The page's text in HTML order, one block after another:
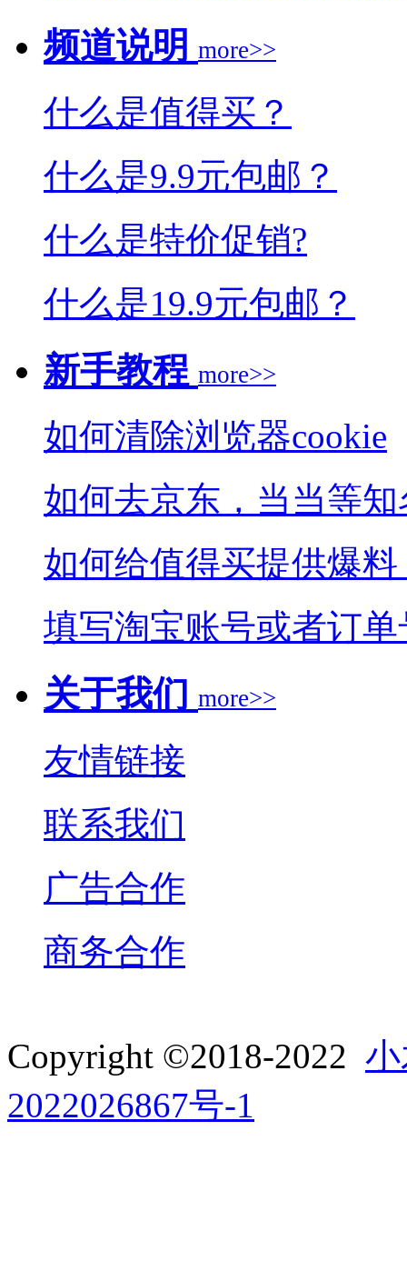
频道说明 more>>
什么是值得买？
什么是9.9元包邮？
什么是特价促销?
什么是19.9元包邮？
新手教程 more>>
如何清除浏览器cookie
如何去京东，当当等
如何给值得买提供爆料
填写淘宝账号或者订
关于我们 more>>
友情链接
联系我们
广告合作
商务合作
Copyright ©2018-2022
2022026867号-1